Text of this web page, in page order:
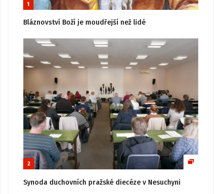
1
Bláznovství Boží je moudřejší než lidé
2
Synoda duchovních pražské diecéze v Nesuchyni